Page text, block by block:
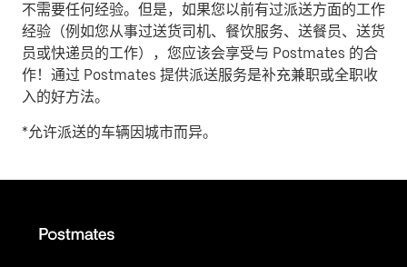
不需要任何经验。但是，如果您以前有过派送方面的工作
经验（例如您从事过送货司机、餐饮服务、送餐员、送货
员或快递员的工作），您应该会享受与 Postmates 的合
作！通过 Postmates 提供派送服务是补充兼职或全职收
入的好方法。
*允许派送的车辆因城市而异。